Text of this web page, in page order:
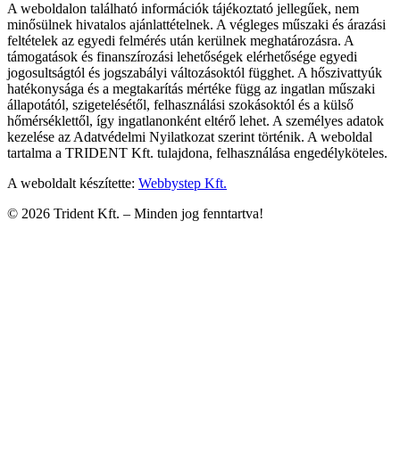
A weboldalon található információk tájékoztató jellegűek, nem
minősülnek hivatalos ajánlattételnek. A végleges műszaki és árazási
feltételek az egyedi felmérés után kerülnek meghatározásra. A
támogatások és finanszírozási lehetőségek elérhetősége egyedi
jogosultságtól és jogszabályi változásoktól függhet. A hőszivattyúk
hatékonysága és a megtakarítás mértéke függ az ingatlan műszaki
állapotától, szigetelésétől, felhasználási szokásoktól és a külső
hőmérséklettől, így ingatlanonként eltérő lehet. A személyes adatok
kezelése az Adatvédelmi Nyilatkozat szerint történik. A weboldal
tartalma a TRIDENT Kft. tulajdona, felhasználása engedélyköteles.
A weboldalt készítette: Webbystep Kft.
© 2026 Trident Kft. – Minden jog fenntartva!